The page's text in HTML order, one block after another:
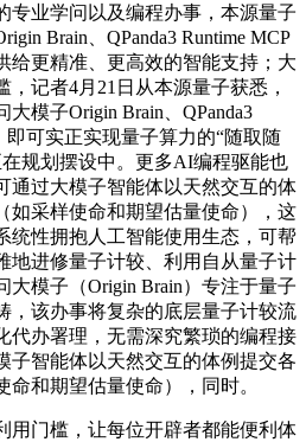
专业学问以及编程办事，本源量子
Brain、QPanda3 Runtime MCP
给更精准、更高效的智能支持；大
记者4月21日从本源量子获悉，
模子Origin Brain、QPanda3
即可实正实现量子算力的“随取随
规划摆设中。更多AI编程驱能也
通过大模子智能体以天然交互的体
如采样使命和期望估量使命），这
统性拥抱人工智能使用生态，可帮
地进修量子计较、利用自从量子计
大模子（Origin Brain）专注于量子
，该办事将复杂的底层量子计较流
代办署理，无需深究繁琐的编程接
子智能体以天然交互的体例提交各
和期望估量使命），同时。
门槛，让每位开辟者都能便利体